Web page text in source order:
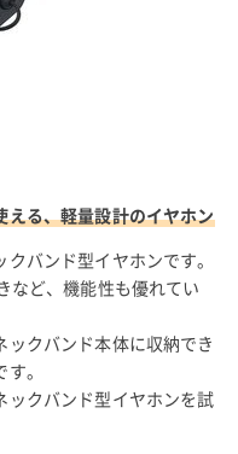
える、軽量設計のイヤホン
バンド型イヤホンです。
など、機能性も優れてい
クバンド本体に収納でき
。
ックバンド型イヤホンを試